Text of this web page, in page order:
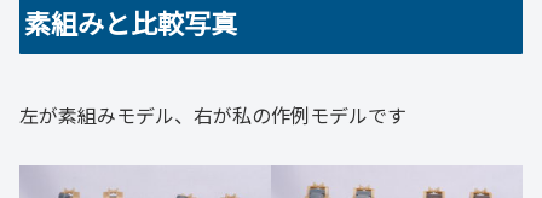
素組みと比較写真
左が素組みモデル、右が私の作例モデルです